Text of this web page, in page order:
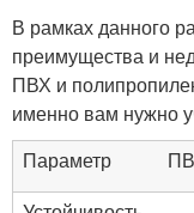
В рамках данного
преимущества и
ПВХ и
именно вам нужно
Параметр